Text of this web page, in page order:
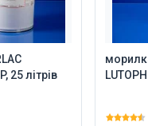
25 літрів